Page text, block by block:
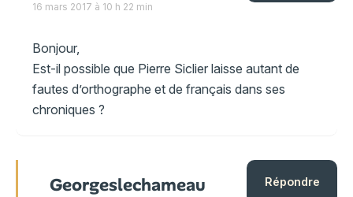
16 mars 2017 à 10 h 22 min
Bonjour,
Est-il possible que Pierre Siclier laisse autant de
fautes d’orthographe et de français dans ses
chroniques ?
Georgeslechameau Répondre